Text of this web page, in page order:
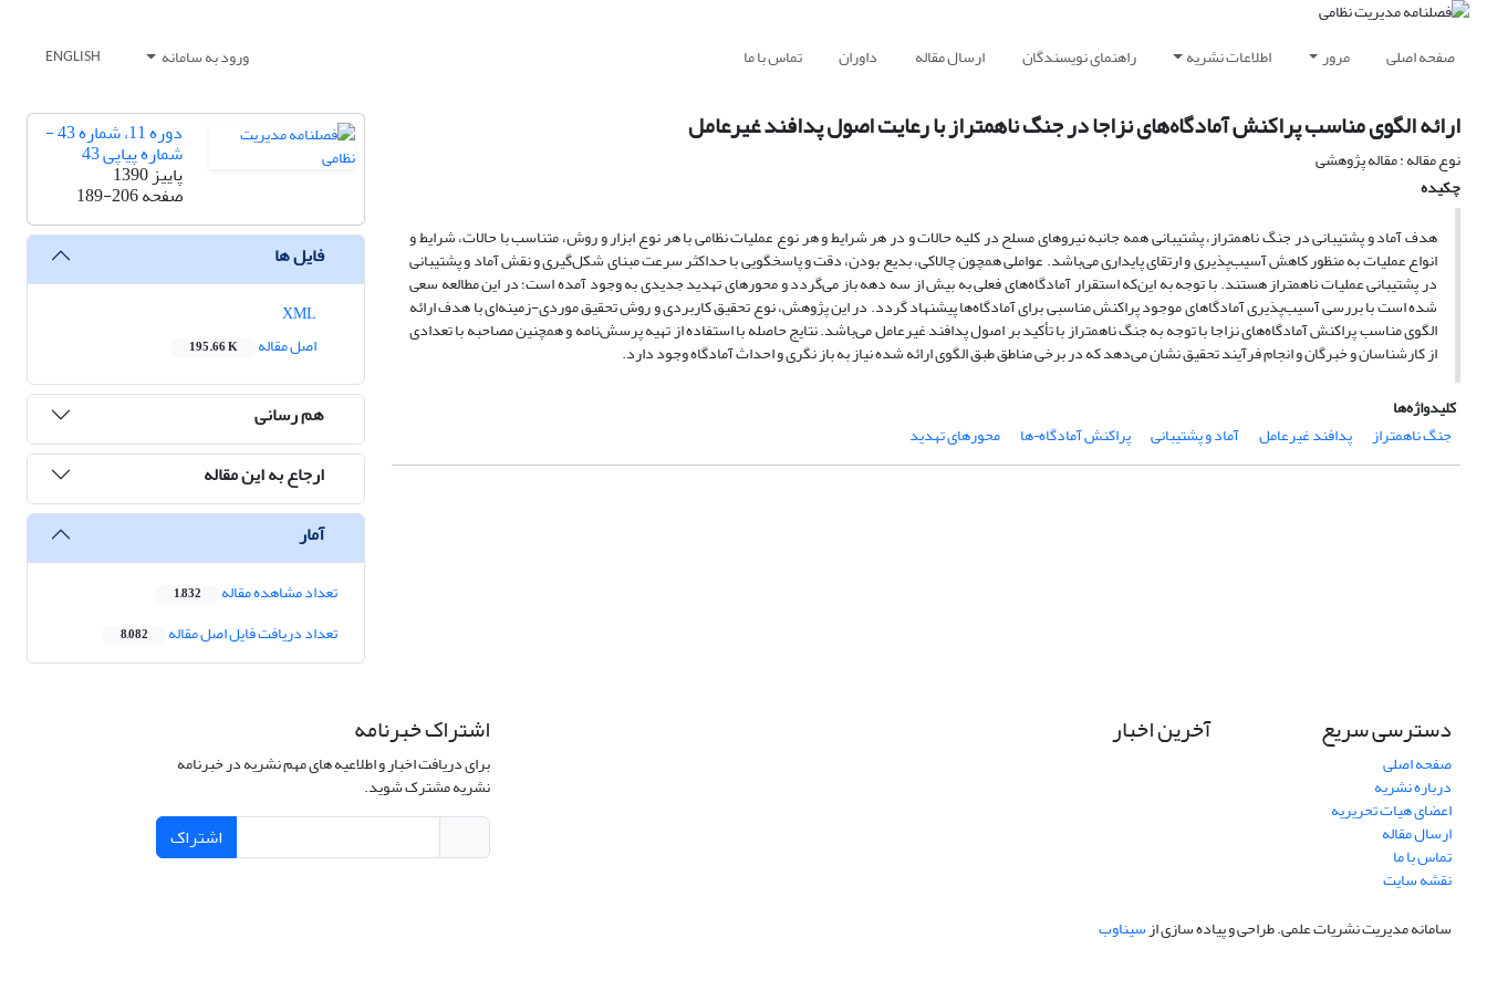
صفحه اصلی مرور اطلاعات نشریه راهنمای نویسندگان ارسال مقاله داوران تماس با ما ورود به سامانه ENGLISH
ارائه الگوی مناسب پراکنش آمادگاه‌های نزاجا در جنگ ناهمتراز با رعایت اصول پدافند غیرعامل
نوع مقاله : مقاله پژوهشی
چکیده
هدف آماد و پشتیبانی در جنگ ناهمتراز، پشتیبانی همه جانبه نیروهای مسلح در کلیه حالات و در هر شرایط و هر نوع عملیات نظامی با هر نوع ابزار و روش، متناسب با حالات، شرایط و
انواع عملیات به منظور کاهش آسیب‌پذیری و ارتقای پایداری می‌باشد. عواملی همچون چالاکی، بدیع بودن، دقت و پاسخگویی با حداکثر سرعت مبنای شکل‌گیری و نقش آماد و پشتیبانی
در پشتیبانی عملیات ناهمتراز هستند. با توجه به این‌که استقرار آمادگاه‌های فعلی به بیش از سه دهه باز می‌گردد و محورهای تهدید جدیدی به وجود آمده است؛ در این مطالعه سعی
شده است با بررسی آسیب‌پذیری آمادگاهای موجود پراکنش مناسبی برای آمادگاه‌ها پیشنهاد گردد. در این پژوهش، نوع تحقیق کاربردی و روش تحقیق موردی-زمینه‌ای با هدف ارائه
الگوی مناسب پراکنش آمادگاه‌های نزاجا با توجه به جنگ ناهمتراز با تأکید بر اصول پدافند غیرعامل می‌باشد. نتایج حاصله با استفاده از تهیه پرسش‌نامه و همچنین مصاحبه با تعدادی
از کارشناسان و خبرگان و انجام فرآیند تحقیق نشان می‌دهد که در برخی مناطق طبق الگوی ارائه شده نیاز به باز نگری و احداث آمادگاه وجود دارد.
کلیدواژه‌ها
جنگ ناهمتراز
پدافند غیرعامل آماد و پشتیبانی پراکنش آمادگاه¬ها محورهای تهدید
دوره 11، شماره 43 -
شماره پیاپی 43
پاییز 1390
صفحه189-206
فایل ها
اصل مقاله
195.66 K
هم رسانی
ارجاع به این مقاله
آمار
تعداد مشاهده مقاله 1,832
تعداد دریافت فایل اصل مقاله 8,082
دسترسی سریع
صفحه اصلی
درباره نشریه
اعضای هیات تحریریه
ارسال مقاله
تماس با ما
نقشه سایت
آخرین اخبار اشتراک خبرنامه
برای دریافت اخبار و اطلاعیه های مهم نشریه در خبرنامه
نشریه مشترک شوید.
اشتراک
سامانه مدیریت نشریات علمی.طراحی و پیاده سازی ازسیناوب